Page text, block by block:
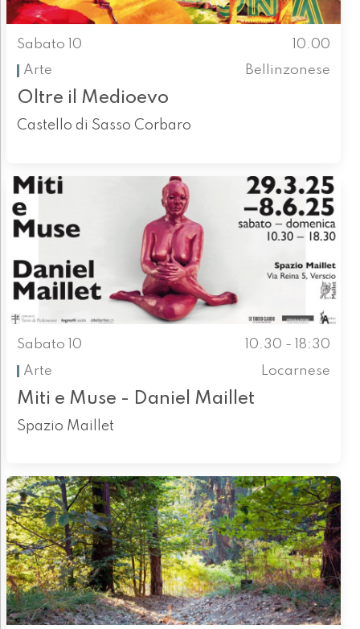
Sabato 10
10.00
Arte
Bellinzonese
Oltre il Medioevo
Castello di Sasso Corbaro
Sabato 10
10.30 - 18:30
Arte
Locarnese
Miti e Muse - Daniel Maillet
Spazio Maillet